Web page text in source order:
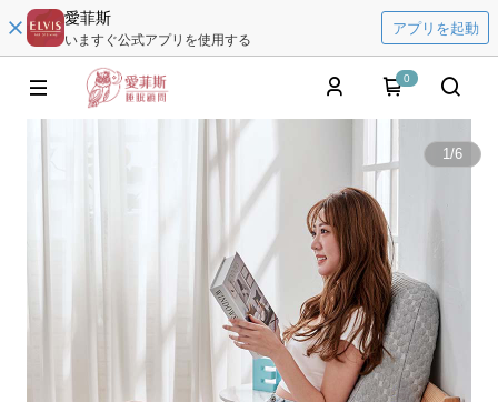
愛菲斯
いますぐ公式アプリを使用する
アプリを起動
0
1/6